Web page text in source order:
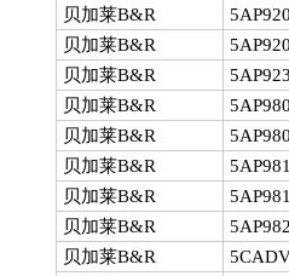
贝加莱B&R
贝加莱B&R
贝加莱B&R
贝加莱B&R
贝加莱B&R
贝加莱B&R
贝加莱B&R
贝加莱B&R
贝加莱B&R